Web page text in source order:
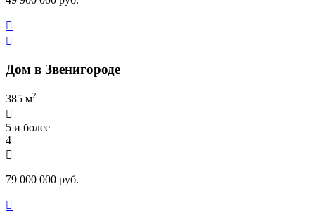


Дом в Звенигороде
385 м2

5 и более
4

79 000 000 руб.
